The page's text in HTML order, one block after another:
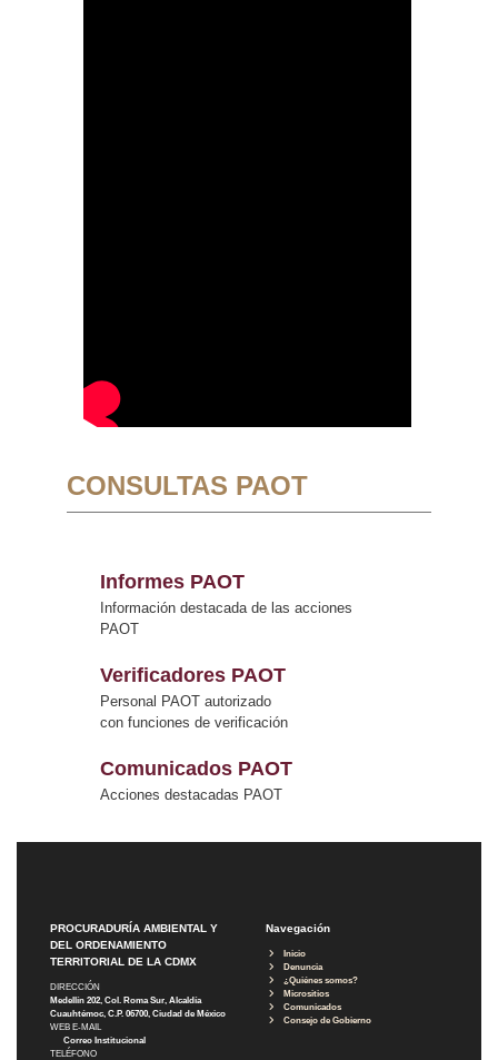
CONSULTAS PAOT
Informes PAOT
Información destacada de las acciones
PAOT
Verificadores PAOT
Personal PAOT autorizado
con funciones de verificación
Comunicados PAOT
Acciones destacadas PAOT
PROCURADURÍA AMBIENTAL Y
DEL ORDENAMIENTO
TERRITORIAL DE LA CDMX
DIRECCIÓN
Medellín 202, Col. Roma Sur, Alcaldía
Cuauhtémoc, C.P. 06700, Ciudad de México
WEB E-MAIL
Correo Institucional
TELÉFONO
Navegación
Inicio
Denuncia
¿Quiénes somos?
Micrositios
Comunicados
Consejo de Gobierno